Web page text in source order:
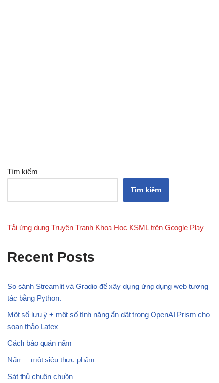
Tìm kiếm
Tìm kiếm
Tải ứng dụng Truyện Tranh Khoa Học KSML trên Google Play
Recent Posts
So sánh Streamlit và Gradio để xây dựng ứng dụng web tương
tác bằng Python.
Một số lưu ý + một số tính năng ẩn dật trong OpenAI Prism cho
soạn thảo Latex
Cách bảo quản nấm
Nấm – một siêu thực phẩm
Sát thủ chuồn chuồn